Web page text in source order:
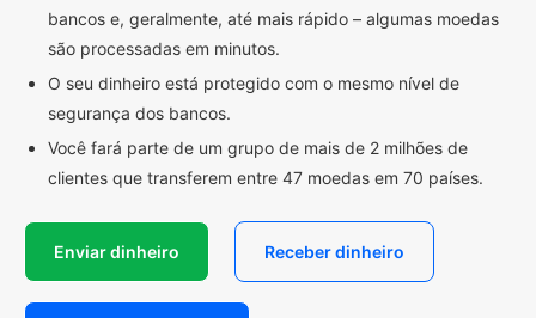
bancos e, geralmente, até mais rápido – algumas moedas
são processadas em minutos.
O seu dinheiro está protegido com o mesmo nível de
segurança dos bancos.
Você fará parte de um grupo de mais de 2 milhões de
clientes que transferem entre 47 moedas em 70 países.
Enviar dinheiro Receber dinheiro